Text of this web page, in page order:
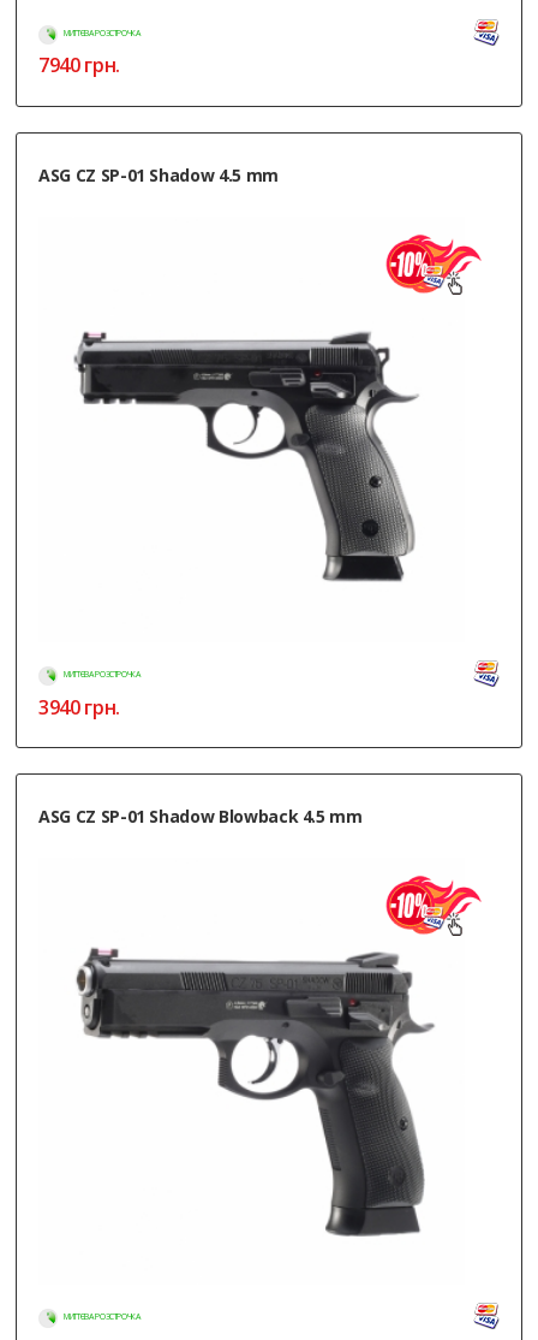
МИТТЄВА РОЗСТРОЧКА
7940грн.
ASG CZ SP-01 Shadow 4.5 mm
МИТТЄВА РОЗСТРОЧКА
3940грн.
ASG CZ SP-01 Shadow Blowback 4.5 mm
МИТТЄВА РОЗСТРОЧКА